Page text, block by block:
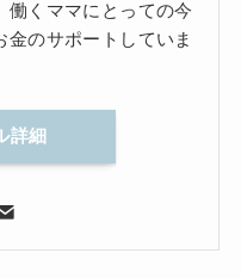
働くママにとっての今
金のサポートしていま
詳細